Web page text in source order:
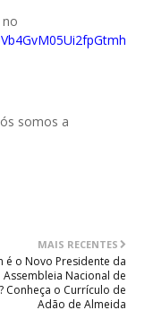
somos a
MAIS RECENTES
é o Novo Presidente da
Assembleia Nacional de
Conheça o Currículo de
Adão de Almeida